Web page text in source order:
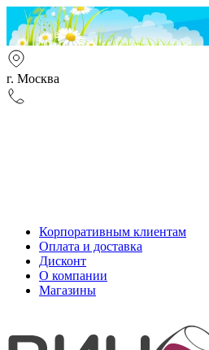
г. Москва
Корпоративным клиентам
Оплата и доставка
Дисконт
О компании
Магазины